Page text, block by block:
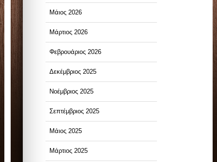
Μάιος 2026
Μάρτιος 2026
Φεβρουάριος 2026
Δεκέμβριος 2025
Νοέμβριος 2025
Σεπτέμβριος 2025
Μάιος 2025
Μάρτιος 2025